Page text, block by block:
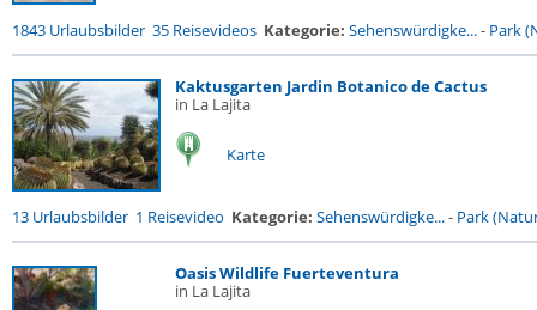
1843 Urlaubsbilder 35 Reisevideos Kategorie: Sehenswürdigke...- Park
Kaktusgarten Jardin Botanico de Cactus
in La Lajita
Karte
13 Urlaubsbilder 1 Reisevideo Kategorie: Sehenswürdigke...- Park
Oasis Wildlife Fuerteventura
in La Lajita